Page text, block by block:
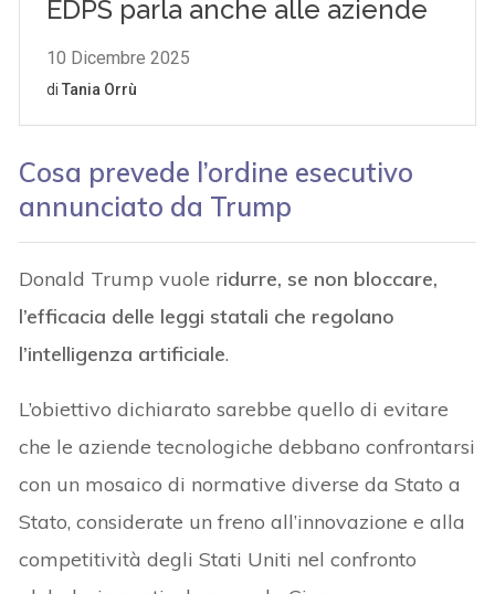
Cosa prevede l’ordine esecutivo
annunciato da Trump
Donald Trump vuole ridurre, se non bloccare,
l’efficacia delle leggi statali che regolano
l’intelligenza artificiale.
L’obiettivo dichiarato sarebbe quello di evitare
che le aziende tecnologiche debbano confrontarsi
con un mosaico di normative diverse da Stato a
Stato, considerate un freno all’innovazione e alla
competitività degli Stati Uniti nel confronto